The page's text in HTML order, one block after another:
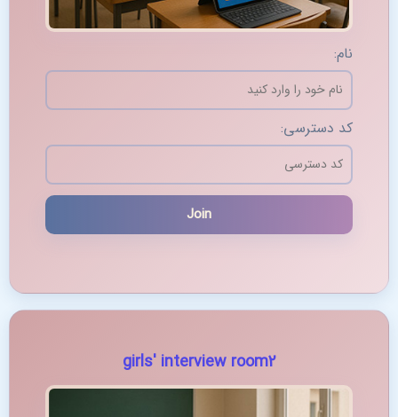
نام:
کد دسترسی:
girls' interview room2